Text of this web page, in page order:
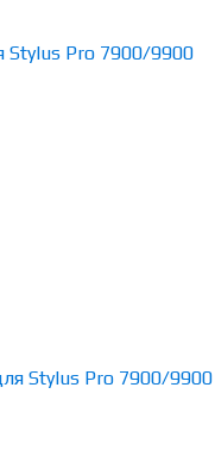
Stylus Pro 7900/9900